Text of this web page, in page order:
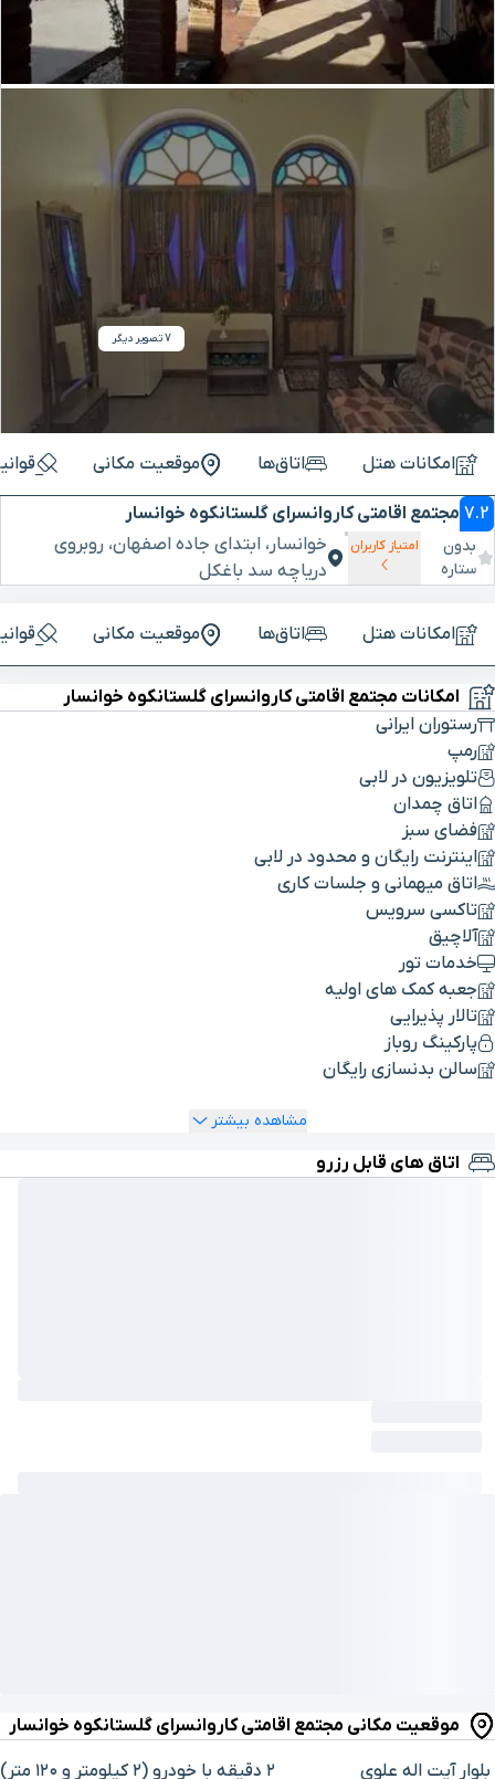
7 تصویر دیگر
امکانات هتل اتاق‌ها موقعیت مکانی
7.2 مجتمع اقامتی کاروانسرای گلستانکوه خوانسار
بدون
ستاره
امتیاز کاربران
خوانسار، ابتدای جاده اصفهان، روبروی
دریاچه سد باغکل
امکانات هتل اتاق‌ها موقعیت مکانی
امکانات مجتمع اقامتی کاروانسرای گلستانکوه خوانسار
رستوران ایرانی
رمپ
تلویزیون در لابی
اتاق چمدان
فضای سبز
اینترنت رایگان و محدود در لابی
اتاق میهمانی و جلسات کاری
تاکسی سرویس
آلاچیق
خدمات تور
جعبه کمک های اولیه
تالار پذیرایی
پارکینگ روباز
سالن بدنسازی رایگان
مشاهده بیشتر
اتاق های قابل رزرو
موقعیت مکانی مجتمع اقامتی کاروانسرای گلستانکوه خوانسار
بلوار آیت اله علوی ۲ دقیقه با خودرو (۲ کیلومتر و ۱۲۰ متر)